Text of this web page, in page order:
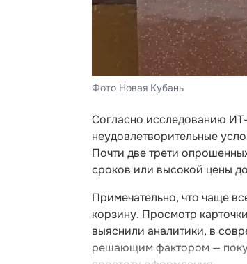
Фото Новая Кубань
Согласно исследованию ИТ-
неудовлетворительные
Почти две трети
сроков или высокой цены
Примечательно, что чаще
корзину. Просмотр
выяснили аналитики, в
решающим фактором —